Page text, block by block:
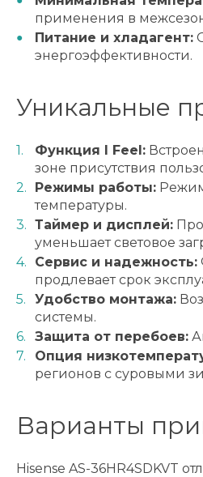
применения в
Питание и хладагент:
энергоэффективности.
Уникальные
Функция I Feel:
зоне присутствия
Режимы работы:Режим
температуры.
Таймер и дисплей:
уменьшает световое
Сервис и надежность:
продлевает срок
Удобство монтажа:
системы.
Защита от перебоев:
Опция
регионов с суровыми
Варианты
Hisense AS-36HR4SDKVT